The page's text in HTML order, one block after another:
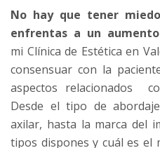
No hay que tener
enfrentas a un
mi Clínica de Estética en
consensuar con la
aspectos relacionados
Desde el tipo de
axilar, hasta la marca del
tipos dispones y cuál es el